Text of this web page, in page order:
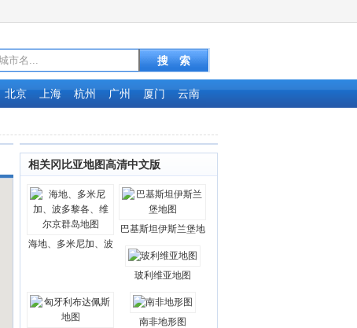
北京 上海 杭州 广州 厦门 云南
相关冈比亚地图高清中文版
海地、多米尼加、波
巴基斯坦伊斯兰堡地
玻利维亚地图
南非地形图